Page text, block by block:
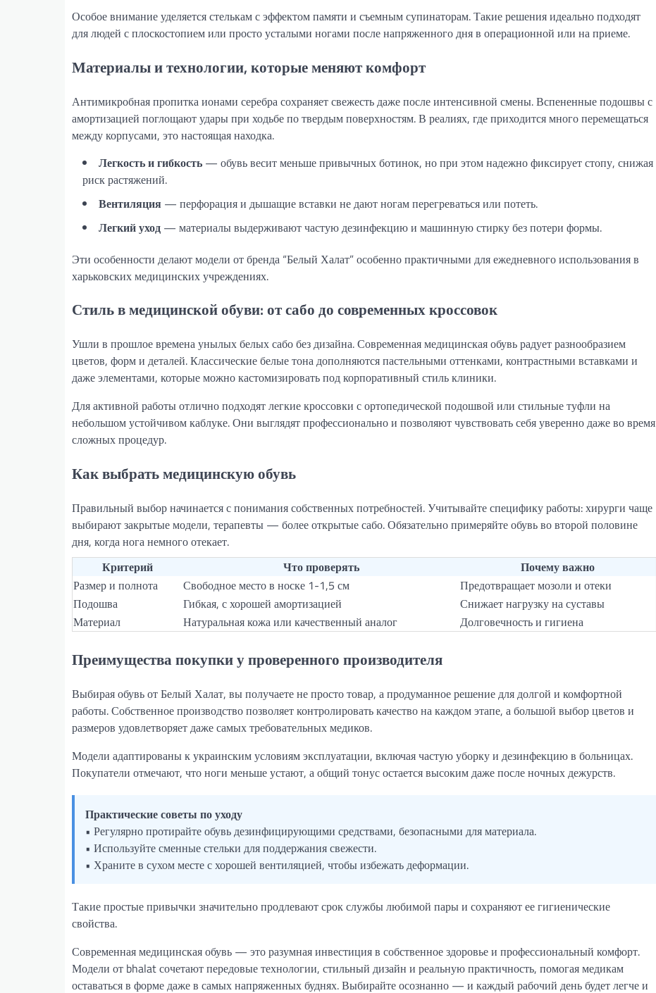
Особое внимание уделяется стелькам с эффектом памяти и съемным супинаторам. Такие решения идеально подходят
для людей с плоскостопием или просто усталыми ногами после напряженного дня в операционной или на приеме.
Материалы и технологии, которые меняют комфорт
Антимикробная пропитка ионами серебра сохраняет свежесть даже после интенсивной смены. Вспененные подошвы с
амортизацией поглощают удары при ходьбе по твердым поверхностям. В реалиях, где приходится много перемещаться
между корпусами, это настоящая находка.
Легкость и гибкость — обувь весит меньше привычных ботинок, но при этом надежно фиксирует стопу, снижая
риск растяжений.
Вентиляция — перфорация и дышащие вставки не дают ногам перегреваться или потеть.
Легкий уход — материалы выдерживают частую дезинфекцию и машинную стирку без потери формы.
Эти особенности делают модели от бренда “Белый Халат” особенно практичными для ежедневного использования в
харьковских медицинских учреждениях.
Стиль в медицинской обуви: от сабо до современных кроссовок
Ушли в прошлое времена унылых белых сабо без дизайна. Современная медицинская обувь радует разнообразием
цветов, форм и деталей. Классические белые тона дополняются пастельными оттенками, контрастными вставками и
даже элементами, которые можно кастомизировать под корпоративный стиль клиники.
Для активной работы отлично подходят легкие кроссовки с ортопедической подошвой или стильные туфли на
небольшом устойчивом каблуке. Они выглядят профессионально и позволяют чувствовать себя уверенно даже во время
сложных процедур.
Как выбрать медицинскую обувь
Правильный выбор начинается с понимания собственных потребностей. Учитывайте специфику работы: хирурги чаще
выбирают закрытые модели, терапевты — более открытые сабо. Обязательно примеряйте обувь во второй половине
дня, когда нога немного отекает.
Критерий
Что проверять
Почему важно
Размер и полнота
Свободное место в носке 1-1,5 см
Предотвращает мозоли и отеки
Подошва
Гибкая, с хорошей амортизацией
Снижает нагрузку на суставы
Материал
Натуральная кожа или качественный аналог Долговечность и гигиена
Преимущества покупки у проверенного производителя
Выбирая обувь от Белый Халат, вы получаете не просто товар, а продуманное решение для долгой и комфортной
работы. Собственное производство позволяет контролировать качество на каждом этапе, а большой выбор цветов и
размеров удовлетворяет даже самых требовательных медиков.
Модели адаптированы к украинским условиям эксплуатации, включая частую уборку и дезинфекцию в больницах.
Покупатели отмечают, что ноги меньше устают, а общий тонус остается высоким даже после ночных дежурств.
Практические советы по уходу
• Регулярно протирайте обувь дезинфицирующими средствами, безопасными для материала.
• Используйте сменные стельки для поддержания свежести.
• Храните в сухом месте с хорошей вентиляцией, чтобы избежать деформации.
Такие простые привычки значительно продлевают срок службы любимой пары и сохраняют ее гигиенические
свойства.
Современная медицинская обувь — это разумная инвестиция в собственное здоровье и профессиональный комфорт.
Модели от bhalat сочетают передовые технологии, стильный дизайн и реальную практичность, помогая медикам
оставаться в форме даже в самых напряженных буднях. Выбирайте осознанно — и каждый рабочий день будет легче и